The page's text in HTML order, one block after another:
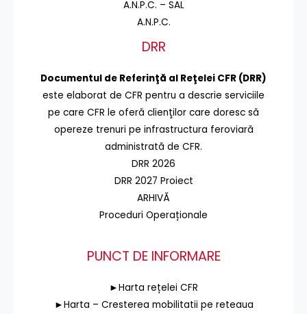
A.N.P.C. – SAL
A.N.P.C.
DRR
Documentul de Referinţă al Reţelei CFR (DRR)
este elaborat de CFR pentru a descrie serviciile
pe care CFR le oferă clienţilor care doresc să
opereze trenuri pe infrastructura feroviară
administrată de CFR.
DRR 2026
DRR 2027 Proiect
ARHIVĂ
Proceduri Operaționale
PUNCT DE INFORMARE
►Harta rețelei CFR
►Harta – Cresterea mobilitatii pe reteaua